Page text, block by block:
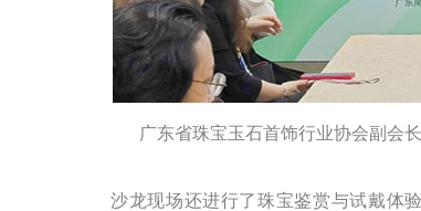
广东省珠宝玉石首饰行业协会副会
沙龙现场还进行了珠宝鉴赏与试戴体